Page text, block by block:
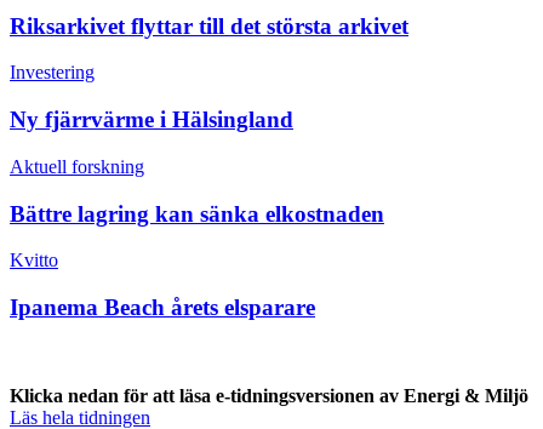
Riksarkivet flyttar till det största arkivet
Investering
Ny fjärrvärme i Hälsingland
Aktuell forskning
Bättre lagring kan sänka elkostnaden
Kvitto
Ipanema Beach årets elsparare
Klicka nedan för att läsa e-tidningsversionen av Energi & Miljö
Läs hela tidningen